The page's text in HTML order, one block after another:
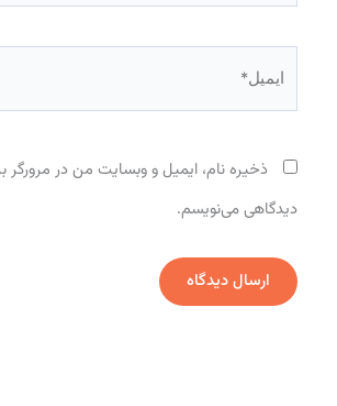
ذخیره نام، ایمیل و وبسایت من در مرورگر
دیدگاهی می‌نویسم.